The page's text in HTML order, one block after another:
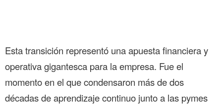
Esta transición representó una apuesta financiera y
operativa gigantesca para la empresa. Fue el
momento en el que condensaron más de dos
décadas de aprendizaje continuo junto a las pymes